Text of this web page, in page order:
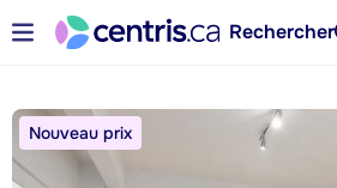
Rechercher
Nouveau prix